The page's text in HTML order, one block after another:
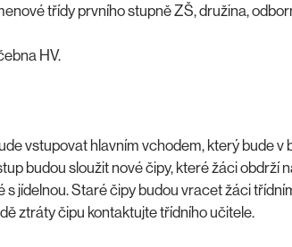
třídy prvního stupně ZŠ, družina,
HV.
vstupovat hlavním vchodem, který bude v
budou sloužit nové čipy, které žáci obdrží
s jídelnou. Staré čipy budou vracet žáci
ztráty čipu kontaktujte třídního učitele.